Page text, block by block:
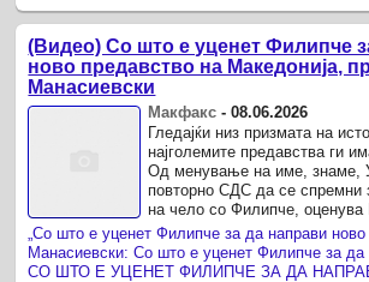
(Видео) Со што е уценет Филипче
ново предавство на Македонија,
Манасиевски
Макфакс -08.06.2026
Гледајќи низ призмата на
најголемите предавства ги
Од менување на име, знаме,
повторно СДС да се спремни
на чело со Филипче, оценува
Манасиевски, портпарол